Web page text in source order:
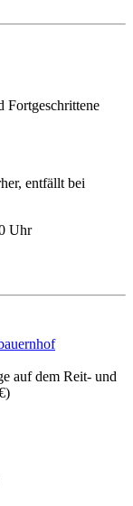
Fortgeschrittene
entfällt bei
Uhr
auf dem Reit- und